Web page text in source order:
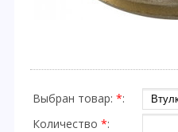
Выбран товар: *:
Количество *: